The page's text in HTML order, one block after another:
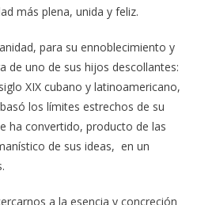
más plena, unida y feliz.
para su ennoblecimiento y
de uno de sus hijos descollan­tes:
XIX cubano y latinoamericano,
los límites estrechos de su
ha convertido, producto de las
de sus ideas, en un
a la esencia y concreción